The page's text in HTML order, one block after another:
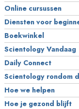
Online cursussen
Diensten voor
Boekwinkel
Scientology Vandaag
Daily Connect
Scientology rondom
Hoe we helpen
Hoe je gezond blijft